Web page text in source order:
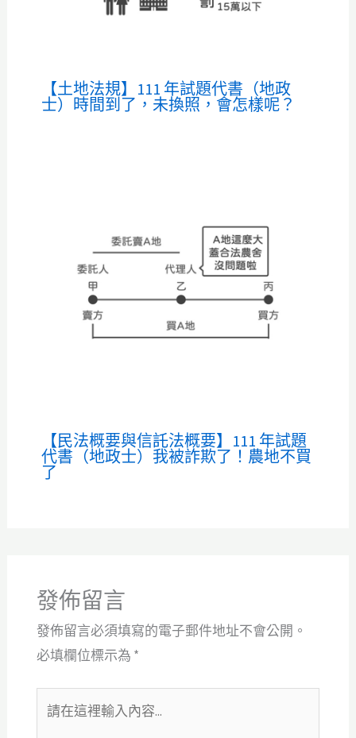
【土地法規】111 年試題代書（地政
士）時間到了，未換照，會怎樣呢？
【民法概要與信託法概要】111 年試題
代書（地政士）我被詐欺了！農地不買
了
發佈留言
發佈留言必須填寫的電子郵件地址不會公開。
必填欄位標示為 *